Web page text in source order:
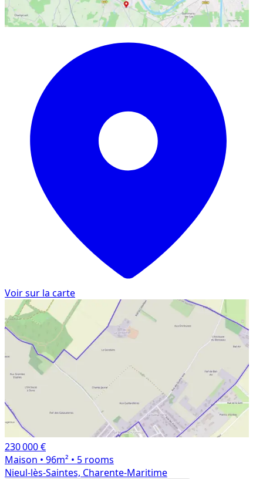
Voir sur la carte
230 000 €
Maison • 96m² • 5 rooms
Nieul-lès-Saintes, Charente-Maritime